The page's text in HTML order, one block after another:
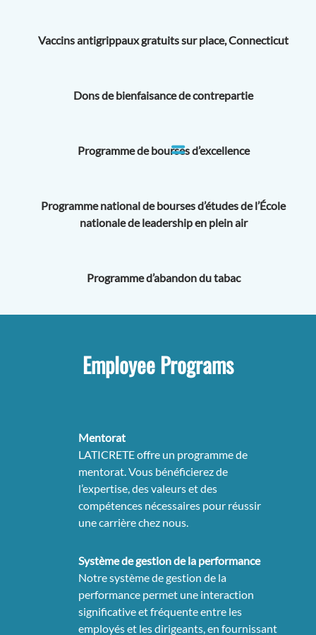
Vaccins antigrippaux gratuits sur place, Connecticut
Dons de bienfaisance de contrepartie
Programme de bourses d’excellence
Programme national de bourses d’études de l’École
nationale de leadership en plein air
Programme d’abandon du tabac
Employee Programs
Mentorat
LATICRETE offre un programme de
mentorat. Vous bénéficierez de
l’expertise, des valeurs et des
compétences nécessaires pour réussir
une carrière chez nous.
Système de gestion de la performance
Notre système de gestion de la
performance permet une interaction
significative et fréquente entre les
employés et les dirigeants, en fournissant